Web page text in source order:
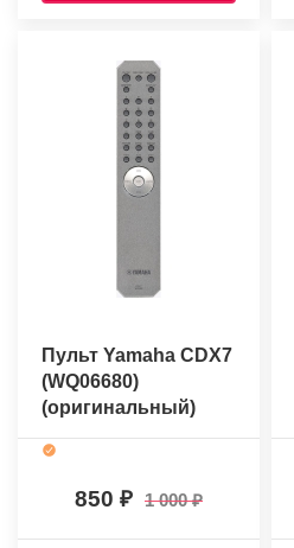
Пульт Yamaha CDX7
(WQ06680)
(оригинальный)
850 1 000